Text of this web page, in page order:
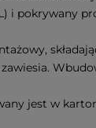
pokrywany
jest w